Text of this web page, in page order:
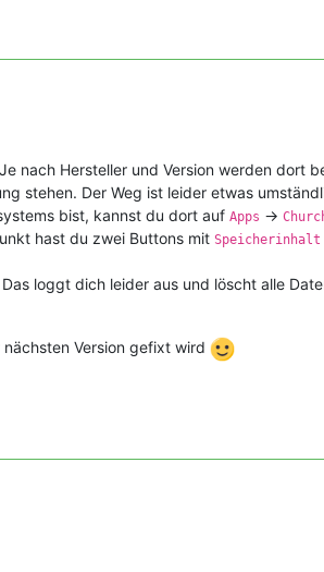
nach Hersteller und Version werden dort
stehen. Der Weg ist leider etwas
bist, kannst du dort auf Apps ->
hast du zwei Buttons mit Speicherinhalt
loggt dich leider aus und löscht alle
Version gefixt wird